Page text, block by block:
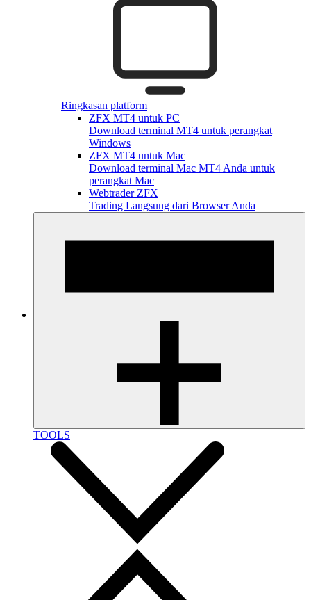
Ringkasan platform
ZFX MT4 untuk PC
Download terminal MT4 untuk perangkat
Windows
ZFX MT4 untuk Mac
Download terminal Mac MT4 Anda untuk
perangkat Mac
Webtrader ZFX
Trading Langsung dari Browser Anda
TOOLS